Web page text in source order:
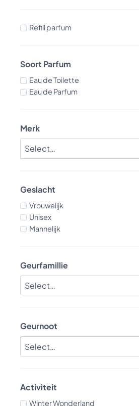
Refill parfum
Soort Parfum
Eau de Toilette
Eau de Parfum
Merk
Geslacht
Vrouwelijk
Unisex
Mannelijk
Geurfamillie
Geurnoot
Activiteit
Winter Wonderland